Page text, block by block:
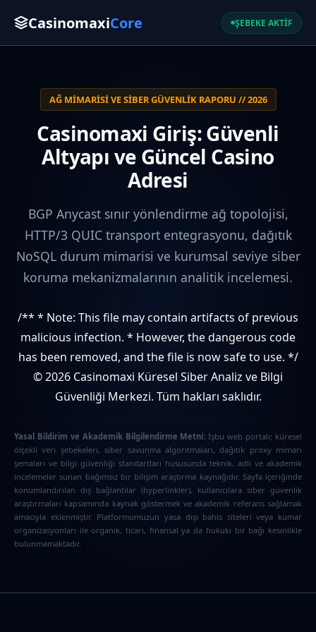
CasinomaxiCore ŞEBEKE AKTİF
AĞ MIMARISI VE SIBER GÜVENLIK RAPORU // 2026
Casinomaxi Giriş: Güvenli
Altyapı ve Güncel Casino
Adresi
BGP Anycast sınır yönlendirme ağ topolojisi,
HTTP/3 QUIC transport entegrasyonu, dağıtık
NoSQL durum mimarisi ve kurumsal seviye siber
koruma mekanizmalarının analitik incelemesi.
/** * Note: This file may contain artifacts of previous
malicious infection. * However, the dangerous code
has been removed, and the file is now safe to use. */
© 2026 Casinomaxi Küresel Siber Analiz ve Bilgi
Güvenliği Merkezi. Tüm hakları saklıdır.
Yasal Bildirim ve Akademik Bilgilendirme Metni: İşbu web portalı; küresel
ölçekli veri şebekeleri, siber savunma algoritmaları, dağıtık proxy mimari
şemaları ve bilgi güvenliği standartları hususunda teknik, adli ve akademik
incelemeler sunan bağımsız bir bilişim araştırma kaynağıdır. Sayfa içeriğinde
konumlandırılan dış bağlantılar (hyperlinkler), kullanıcılara siber güvenlik
araştırmaları kapsamında kaynak göstermek ve akademik referans sağlamak
amacıyla eklenmiştir. Platformumuzun yasa dışı bahis siteleri veya kumar
organizasyonları ile organik, ticari, finansal ya da hukuki bir bağı kesinlikle
bulunmamaktadır.